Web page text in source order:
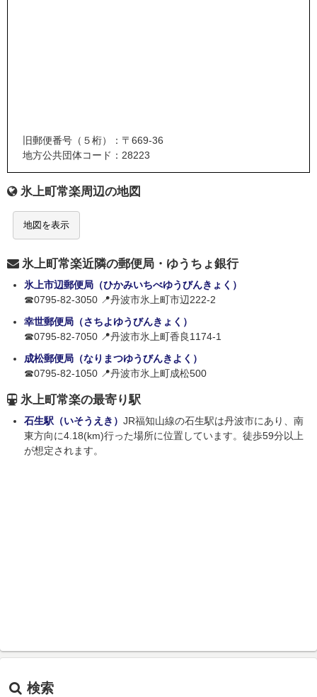
旧郵便番号（５桁）：〒669-36
地方公共団体コード：28223
氷上町常楽周辺の地図
地図を表示
氷上町常楽近隣の郵便局・ゆうちょ銀行
氷上市辺郵便局（ひかみいちべゆうびんきょく）
☎0795-82-3050 📍丹波市氷上町市辺222-2
幸世郵便局（さちよゆうびんきょく）
☎0795-82-7050 📍丹波市氷上町香良1174-1
成松郵便局（なりまつゆうびんきよく）
☎0795-82-1050 📍丹波市氷上町成松500
氷上町常楽の最寄り駅
石生駅（いそうえき） JR福知山線の石生駅は丹波市にあり、南
東方向に4.18(km)行った場所に位置しています。徒歩59分以上
が想定されます。
検索